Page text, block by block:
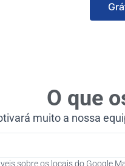
O que
muito a nossa
sobre os locais do Google